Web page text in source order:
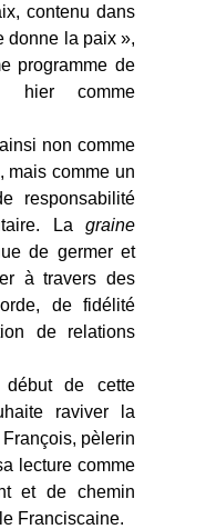
contenu dans
donne la paix »,
programme de
hier comme
non comme
mais comme un
responsabilité
La graine
de germer et
à travers des
de fidélité
de relations
début de cette
raviver la
pèlerin
lecture comme
et de chemin
Franciscaine.